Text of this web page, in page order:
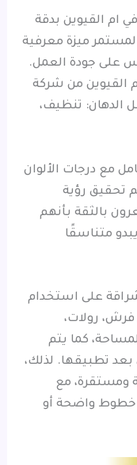
ام القيوين بدقة
ميزة معرفية
على جودة العمل.
القيوين من شركة
الدهان: تنظيف،
مع درجات الألوان
تحقيق رؤية
بالثقة بأنهم
متناسقًا
على استخدام
رولات،
كما يتم
تطبيقها. لذلك،
ومستقرة، مع
واضحة أو